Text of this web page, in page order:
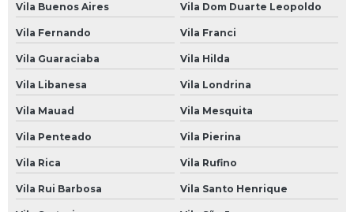
Oficina Mecânica Carros
Oficina Mecânica Chevrolet
Oficina Mecânica de Carros
Oficina Mecânica de Motos
Oficina Mecânica Direção Hidráulica
Vila Buenos Aires Vila Dom Duarte Leopoldo
Vila Fernando Vila Franci
Vila Guaraciaba Vila Hilda
Vila Libanesa Vila Londrina
Vila Mauad Vila Mesquita
Vila Penteado Vila Pierina
Vila Rica Vila Rufino
Vila Rui Barbosa Vila Santo Henrique